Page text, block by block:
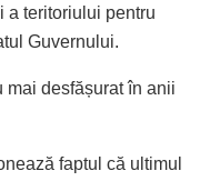
a teritoriului pentru
Guvernului.
mai desfășurat în anii
faptul că ultimul